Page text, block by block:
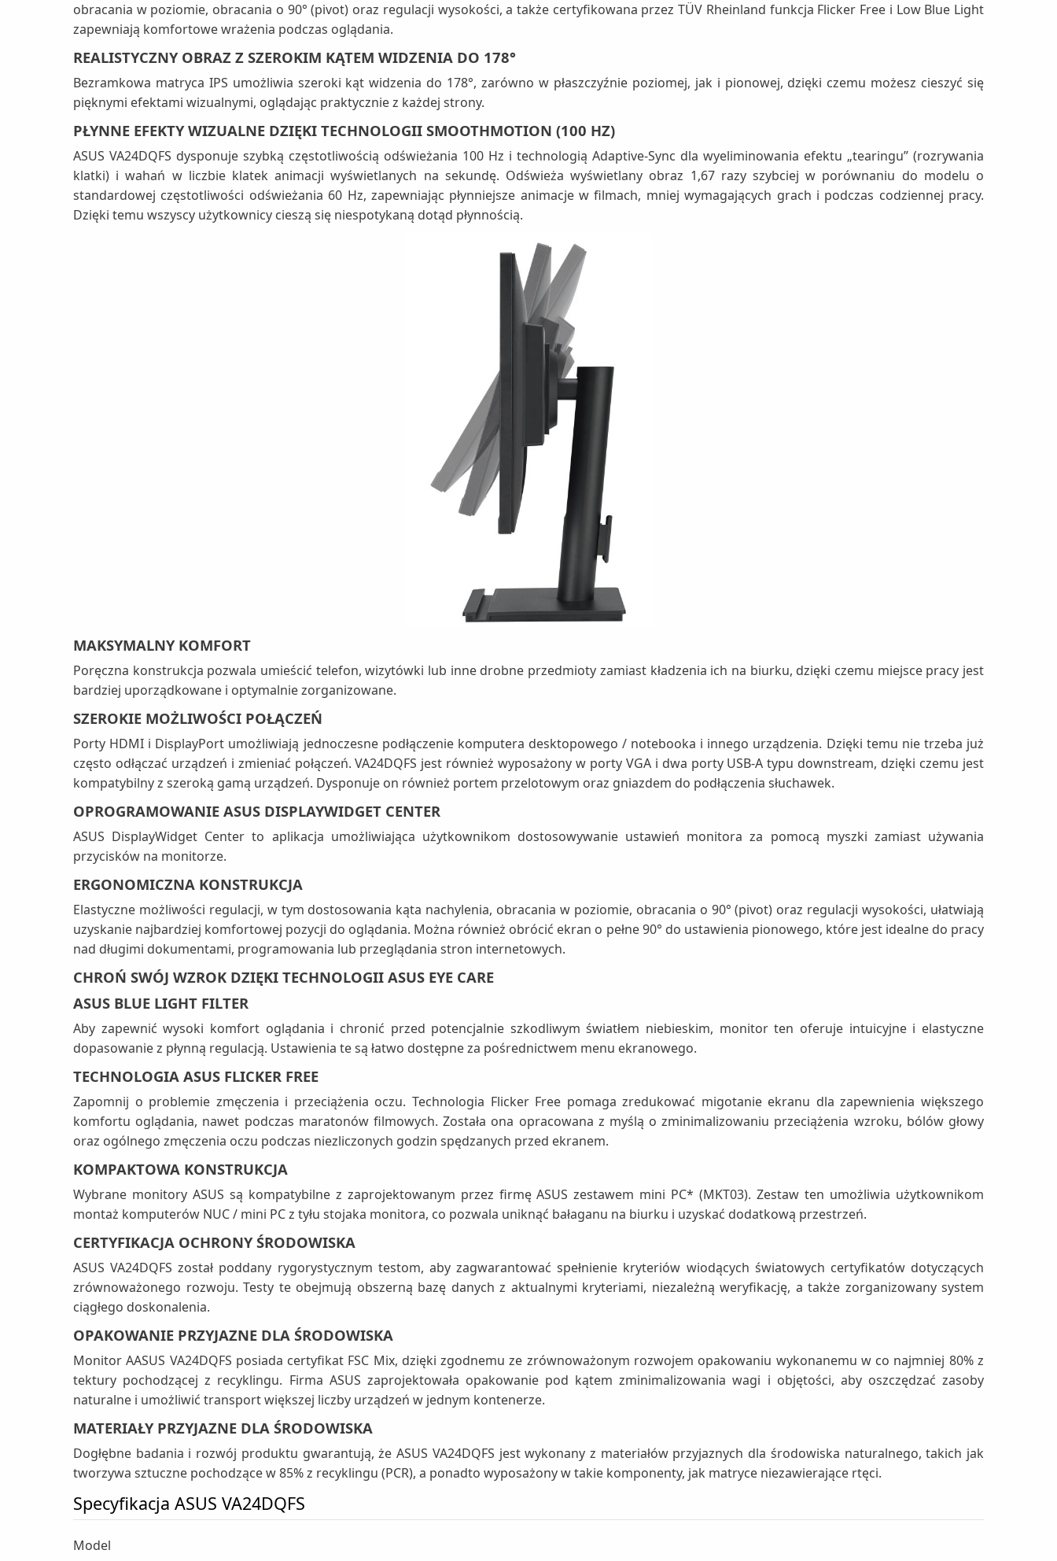
obracania w poziomie, obracania o 90° (pivot) oraz regulacji wysokości, a także certyfikowana przez TÜV Rheinland funkcja Flicker Free i Low Blue Light
zapewniają komfortowe wrażenia podczas oglądania.
REALISTYCZNY OBRAZ Z SZEROKIM KĄTEM WIDZENIA DO 178°
Bezramkowa matryca IPS umożliwia szeroki kąt widzenia do 178°, zarówno w płaszczyźnie poziomej, jak i pionowej, dzięki czemu możesz cieszyć się
pięknymi efektami wizualnymi, oglądając praktycznie z każdej strony.
PŁYNNE EFEKTY WIZUALNE DZIĘKI TECHNOLOGII SMOOTHMOTION (100 HZ)
ASUS VA24DQFS dysponuje szybką częstotliwością odświeżania 100 Hz i technologią Adaptive-Sync dla wyeliminowania efektu „tearingu” (rozrywania
klatki) i wahań w liczbie klatek animacji wyświetlanych na sekundę. Odświeża wyświetlany obraz 1,67 razy szybciej w porównaniu do modelu o
standardowej częstotliwości odświeżania 60 Hz, zapewniając płynniejsze animacje w filmach, mniej wymagających grach i podczas codziennej pracy.
Dzięki temu wszyscy użytkownicy cieszą się niespotykaną dotąd płynnością.
MAKSYMALNY KOMFORT
Poręczna konstrukcja pozwala umieścić telefon, wizytówki lub inne drobne przedmioty zamiast kładzenia ich na biurku, dzięki czemu miejsce pracy jest
bardziej uporządkowane i optymalnie zorganizowane.
SZEROKIE MOŻLIWOŚCI POŁĄCZEŃ
Porty HDMI i DisplayPort umożliwiają jednoczesne podłączenie komputera desktopowego / notebooka i innego urządzenia. Dzięki temu nie trzeba już
często odłączać urządzeń i zmieniać połączeń. VA24DQFS jest również wyposażony w porty VGA i dwa porty USB-A typu downstream, dzięki czemu jest
kompatybilny z szeroką gamą urządzeń. Dysponuje on również portem przelotowym oraz gniazdem do podłączenia słuchawek.
OPROGRAMOWANIE ASUS DISPLAYWIDGET CENTER
ASUS DisplayWidget Center to aplikacja umożliwiająca użytkownikom dostosowywanie ustawień monitora za pomocą myszki zamiast używania
przycisków na monitorze.
ERGONOMICZNA KONSTRUKCJA
Elastyczne możliwości regulacji, w tym dostosowania kąta nachylenia, obracania w poziomie, obracania o 90° (pivot) oraz regulacji wysokości, ułatwiają
uzyskanie najbardziej komfortowej pozycji do oglądania. Można również obrócić ekran o pełne 90° do ustawienia pionowego, które jest idealne do pracy
nad długimi dokumentami, programowania lub przeglądania stron internetowych.
CHROŃ SWÓJ WZROK DZIĘKI TECHNOLOGII ASUS EYE CARE
ASUS BLUE LIGHT FILTER
Aby zapewnić wysoki komfort oglądania i chronić przed potencjalnie szkodliwym światłem niebieskim, monitor ten oferuje intuicyjne i elastyczne
dopasowanie z płynną regulacją. Ustawienia te są łatwo dostępne za pośrednictwem menu ekranowego.
TECHNOLOGIA ASUS FLICKER FREE
Zapomnij o problemie zmęczenia i przeciążenia oczu. Technologia Flicker Free pomaga zredukować migotanie ekranu dla zapewnienia większego
komfortu oglądania, nawet podczas maratonów filmowych. Została ona opracowana z myślą o zminimalizowaniu przeciążenia wzroku, bólów głowy
oraz ogólnego zmęczenia oczu podczas niezliczonych godzin spędzanych przed ekranem.
KOMPAKTOWA KONSTRUKCJA
Wybrane monitory ASUS są kompatybilne z zaprojektowanym przez firmę ASUS zestawem mini PC* (MKT03). Zestaw ten umożliwia użytkownikom
montaż komputerów NUC / mini PC z tyłu stojaka monitora, co pozwala uniknąć bałaganu na biurku i uzyskać dodatkową przestrzeń.
CERTYFIKACJA OCHRONY ŚRODOWISKA
ASUS VA24DQFS został poddany rygorystycznym testom, aby zagwarantować spełnienie kryteriów wiodących światowych certyfikatów dotyczących
zrównoważonego rozwoju. Testy te obejmują obszerną bazę danych z aktualnymi kryteriami, niezależną weryfikację, a także zorganizowany system
ciągłego doskonalenia.
OPAKOWANIE PRZYJAZNE DLA ŚRODOWISKA
Monitor AASUS VA24DQFS posiada certyfikat FSC Mix, dzięki zgodnemu ze zrównoważonym rozwojem opakowaniu wykonanemu w co najmniej 80% z
tektury pochodzącej z recyklingu. Firma ASUS zaprojektowała opakowanie pod kątem zminimalizowania wagi i objętości, aby oszczędzać zasoby
naturalne i umożliwić transport większej liczby urządzeń w jednym kontenerze.
MATERIAŁY PRZYJAZNE DLA ŚRODOWISKA
Dogłębne badania i rozwój produktu gwarantują, że ASUS VA24DQFS jest wykonany z materiałów przyjaznych dla środowiska naturalnego, takich jak
tworzywa sztuczne pochodzące w 85% z recyklingu (PCR), a ponadto wyposażony w takie komponenty, jak matryce niezawierające rtęci.
Specyfikacja ASUS VA24DQFS
Model